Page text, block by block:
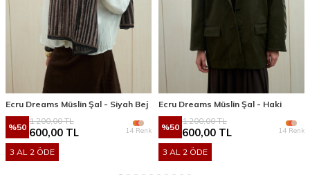
Ecru Dreams Müslin Şal - Siyah Bej
%50
1.200,00TL
600,00 TL 14 Renk
3 AL 2 ÖDE
Ecru Dreams Müslin Şal - Haki
%50
1.200,00TL
600,00 TL 14 Renk
3 AL 2 ÖDE